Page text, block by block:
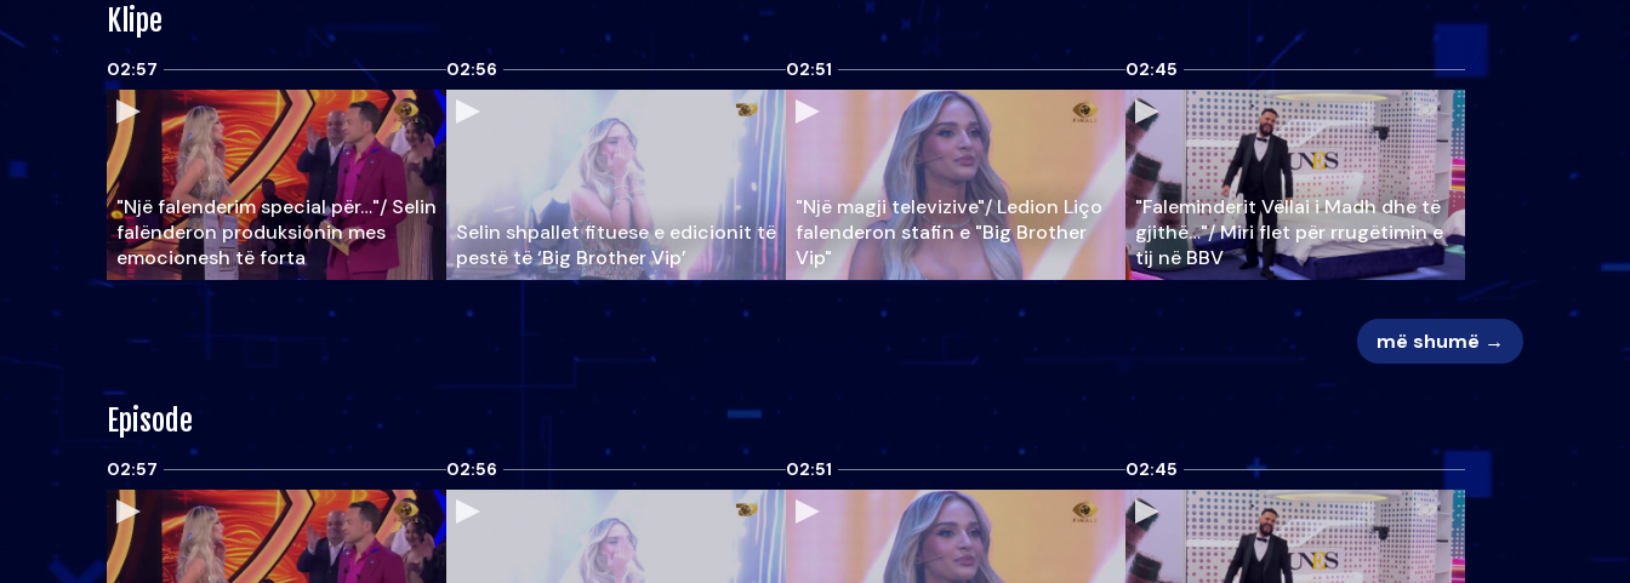
Klipe
02:57
"Një falenderim special për…"/ Selin
falënderon produksionin mes
emocionesh të forta
02:56
Selin shpallet fituese e edicionit të
pestë të ‘Big Brother Vip’
02:51
"Një magji televizive"/ Ledion Liço
falenderon stafin e "Big Brother
Vip"
02:45
"Faleminderit Vëllai i Madh dhe të
gjithë…"/ Miri flet për rrugëtimin e
tij në BBV
më shumë →
Episode
02:57 02:56 02:51 02:45